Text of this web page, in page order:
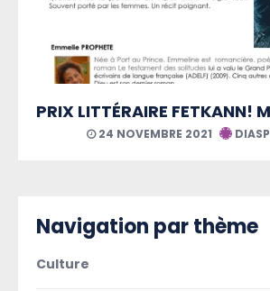
PRIX LITTÉRAIRE FETKANN! MARYSE CONDÉ
21 AOÛT 2021
Navigation par thème
Culture